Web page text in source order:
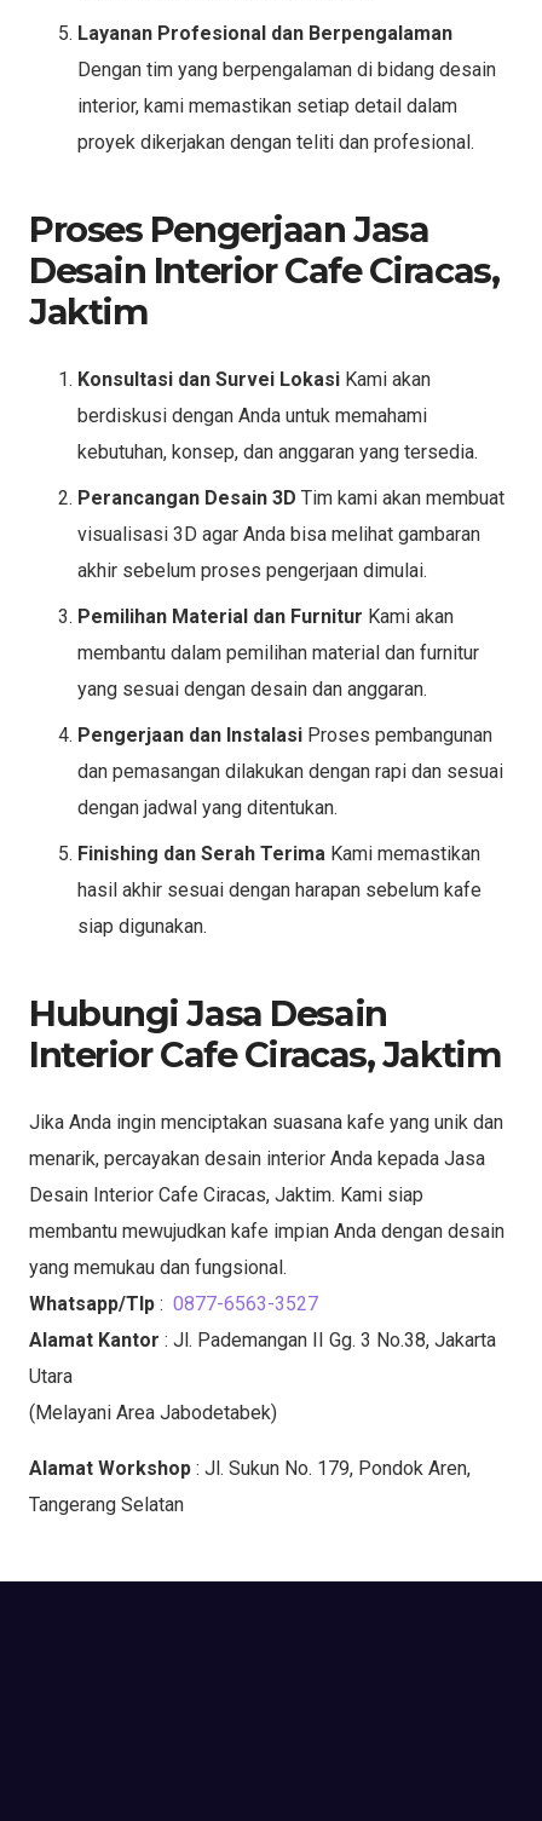
Layanan Profesional dan Berpengalaman
Dengan tim yang berpengalaman di bidang desain
interior, kami memastikan setiap detail dalam
proyek dikerjakan dengan teliti dan profesional.
Proses Pengerjaan Jasa
Desain Interior Cafe Ciracas,
Jaktim
Konsultasi dan Survei Lokasi Kami akan
berdiskusi dengan Anda untuk memahami
kebutuhan, konsep, dan anggaran yang tersedia.
Perancangan Desain 3D Tim kami akan membuat
visualisasi 3D agar Anda bisa melihat gambaran
akhir sebelum proses pengerjaan dimulai.
Pemilihan Material dan Furnitur Kami akan
membantu dalam pemilihan material dan furnitur
yang sesuai dengan desain dan anggaran.
Pengerjaan dan Instalasi Proses pembangunan
dan pemasangan dilakukan dengan rapi dan sesuai
dengan jadwal yang ditentukan.
Finishing dan Serah Terima Kami memastikan
hasil akhir sesuai dengan harapan sebelum kafe
siap digunakan.
Hubungi Jasa Desain
Interior Cafe Ciracas, Jaktim
Jika Anda ingin menciptakan suasana kafe yang unik dan
menarik, percayakan desain interior Anda kepada Jasa
Desain Interior Cafe Ciracas, Jaktim. Kami siap
membantu mewujudkan kafe impian Anda dengan desain
yang memukau dan fungsional.
Whatsapp/Tlp : 0877-6563-3527
Alamat Kantor : Jl. Pademangan II Gg. 3 No.38, Jakarta
Utara
(Melayani Area Jabodetabek)
Alamat Workshop : Jl. Sukun No. 179, Pondok Aren,
Tangerang Selatan